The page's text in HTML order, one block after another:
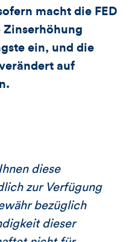
macht die FED
Zinserhöhung
ein, und die
auf
diese
zur Verfügung
bezüglich
dieser